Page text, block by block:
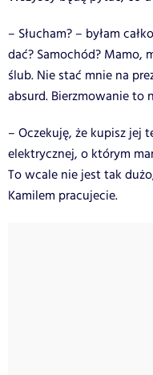
– Słucham? – byłam
dać? Samochód? Mamo,
ślub. Nie stać mnie na
absurd. Bierzmowanie to
– Oczekuję, że kupisz jej
elektrycznej, o którym
To wcale nie jest tak
Kamilem pracujecie.